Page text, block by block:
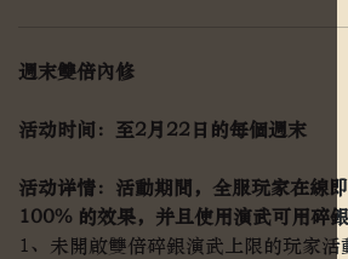
週末雙倍內修
活动时间：至2月22日的每個週末
活动详情：活動期間，全服玩家在線
100% 的效果，并且使用演武可用碎銀
1、未開啟雙倍碎銀演武上限的玩家